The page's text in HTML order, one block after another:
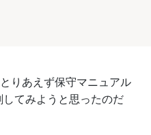
りあえず保守マニュアル
てみようと思ったのだ